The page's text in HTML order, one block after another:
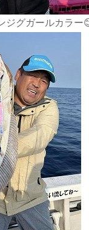
ジグガールカラー